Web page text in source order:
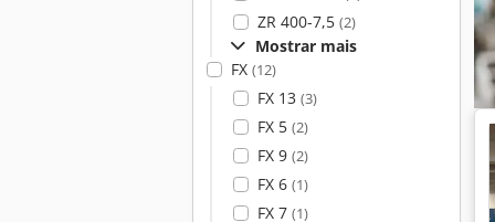
ZR 400-7,5 (2)
Mostrar mais
FX (12)
FX 13 (3)
FX 5 (2)
FX 9 (2)
FX 6 (1)
FX 7 (1)